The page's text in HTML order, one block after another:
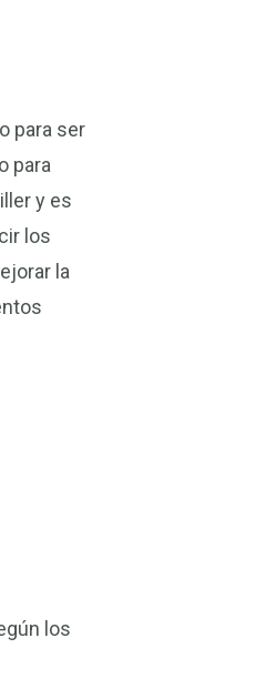
para ser
para
y es
los
la
los